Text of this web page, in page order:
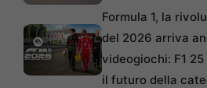
Formula 1, la
del 2026 arriva
videogiochi: F1
il futuro della